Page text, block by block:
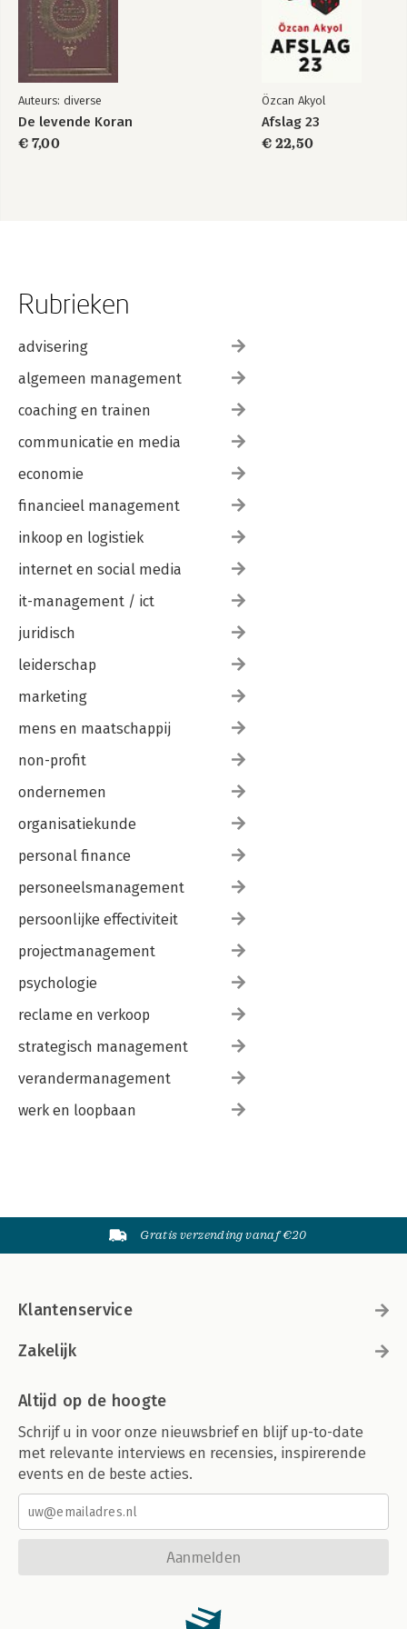
Auteurs: diverse
De levende Koran
€ 7,00
Özcan Akyol
Afslag 23
€ 22,50
Rubrieken
advisering
algemeen management
coaching en trainen
communicatie en media
economie
financieel management
inkoop en logistiek
internet en social media
it-management / ict
juridisch
leiderschap
marketing
mens en maatschappij
non-profit
ondernemen
organisatiekunde
personal finance
personeelsmanagement
persoonlijke effectiviteit
projectmanagement
psychologie
reclame en verkoop
strategisch management
verandermanagement
werk en loopbaan
Gratis verzending vanaf €20
Klantenservice
Zakelijk
Altijd op de hoogte
Schrijf u in voor onze nieuwsbrief en blijf up-to-date
met relevante interviews en recensies, inspirerende
events en de beste acties.
Aanmelden